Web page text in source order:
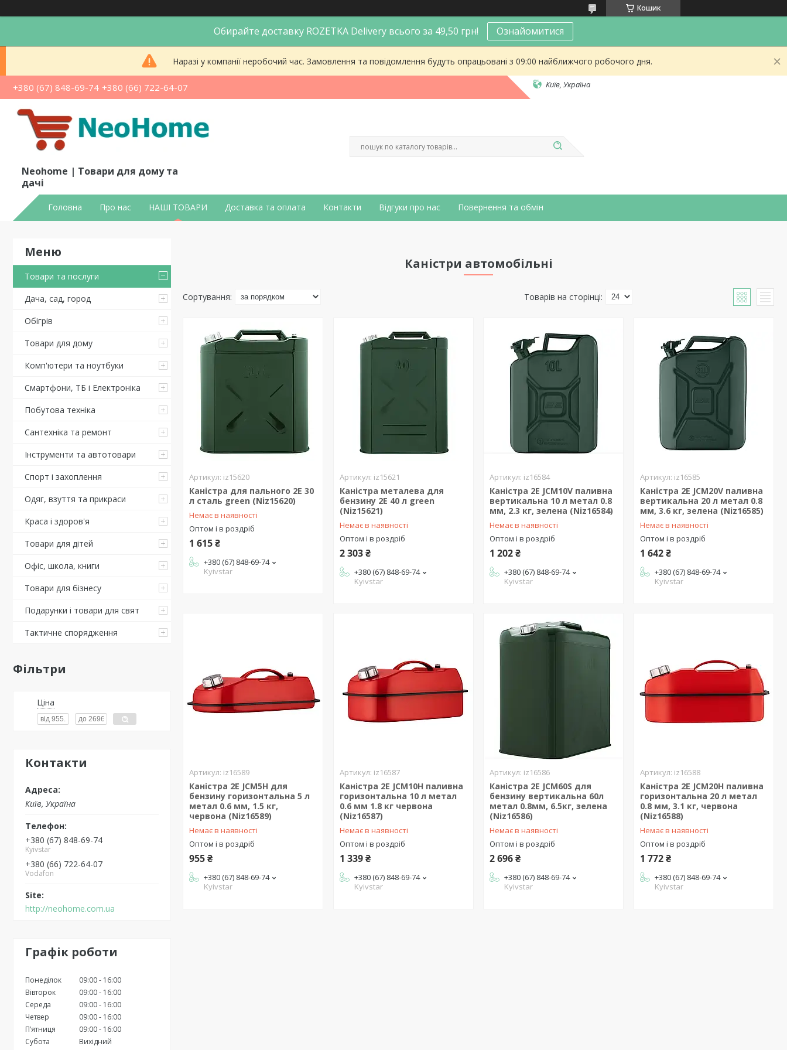
Кошик
Обирайте доставку ROZETKA Delivery всього за 49,50 грн! Ознайомитися
Наразі у компанії неробочий час. Замовлення та повідомлення будуть опрацьовані з 09:00 найближчого робочого дня.
+380 (67) 848-69-74 +380 (66) 722-64-07 Київ, Україна
Neohome | Товари для дому та
дачі
Головна Про нас НАШІ ТОВАРИ Доставка та оплата Контакти Відгуки про нас Повернення та обмін
Товари та послуги
Дача, сад, город
Обігрів
Товари для дому
Комп'ютери та ноутбуки
Смартфони, ТБ і Електроніка
Побутова техніка
Сантехніка та ремонт
Інструменти та автотовари
Спорт і захоплення
Одяг, взуття та прикраси
Краса і здоров'я
Товари для дітей
Офіс, школа, книги
Товари для бізнесу
Подарунки і товари для свят
Тактичне спорядження
Фільтри
Ціна
Контакти
Київ, Україна
+380 (67) 848-69-74
Kyivstar
+380 (66) 722-64-07
Vodafon
http://neohome.com.ua
Графік роботи
Понеділок 09:00
16:00
Вівторок
09:00
16:00
Середа
09:00
16:00
Четвер
09:00
16:00
Пʼятниця
09:00
16:00
Субота
Вихідний
Каністри автомобільні
iz15620
Каністра для пального 2E 30
л сталь green (Niz15620)
Немає в наявності
Оптом і в роздріб
1 615 ₴
+380 (67) 848-69-74
Kyivstar
iz15621
Каністра металева для
бензину 2E 40 л green
(Niz15621)
Немає в наявності
Оптом і в роздріб
2 303 ₴
+380 (67) 848-69-74
Kyivstar
iz16584
Каністра 2E JCM10V паливна
вертикальна 10 л метал 0.8
мм, 2.3 кг, зелена (Niz16584)
Немає в наявності
Оптом і в роздріб
1 202 ₴
+380 (67) 848-69-74
Kyivstar
iz16585
Каністра 2E JCM20V паливна
вертикальна 20 л метал 0.8
мм, 3.6 кг, зелена (Niz16585)
Немає в наявності
Оптом і в роздріб
1 642 ₴
+380 (67) 848-69-74
Kyivstar
iz16589
Каністра 2E JCM5H для
бензину горизонтальна 5 л
метал 0.6 мм, 1.5 кг,
червона (Niz16589)
Немає в наявності
Оптом і в роздріб
955 ₴
+380 (67) 848-69-74
Kyivstar
iz16587
Каністра 2E JCM10H паливна
горизонтальна 10 л метал
0.6 мм 1.8 кг червона
(Niz16587)
Немає в наявності
Оптом і в роздріб
1 339 ₴
+380 (67) 848-69-74
Kyivstar
iz16586
Каністра 2E JCM60S для
бензину вертикальна 60л
метал 0.8мм, 6.5кг, зелена
(Niz16586)
Немає в наявності
Оптом і в роздріб
2 696 ₴
+380 (67) 848-69-74
Kyivstar
iz16588
Каністра 2E JCM20H паливна
горизонтальна 20 л метал
0.8 мм, 3.1 кг, червона
(Niz16588)
Немає в наявності
Оптом і в роздріб
1 772 ₴
+380 (67) 848-69-74
Kyivstar